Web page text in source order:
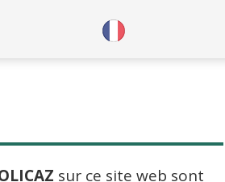
sur ce site web sont